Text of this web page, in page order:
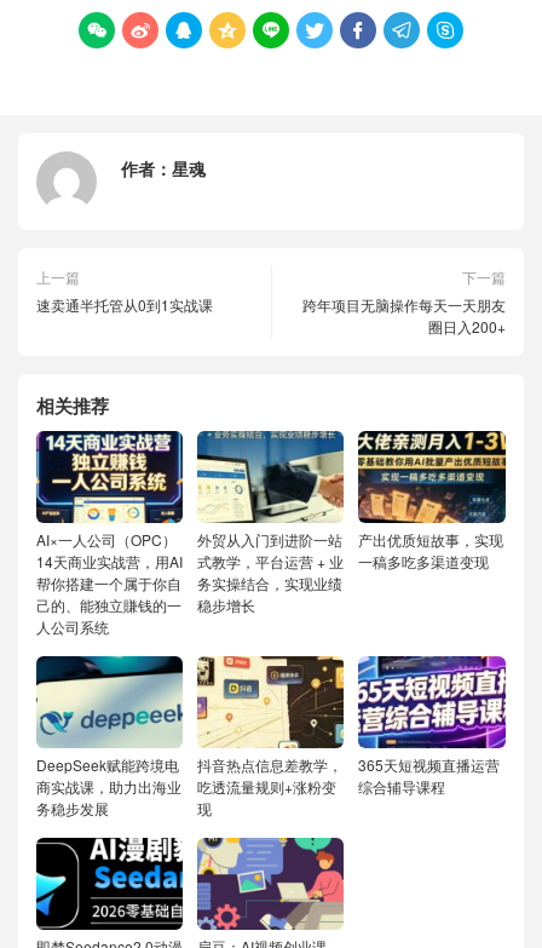
        
作者： 星魂
上一篇
速卖通半托管从0到1实战课
下一篇
跨年项目无脑操作每天一天朋友
圈日入200+
相关推荐
AI×一人公司（OPC）
14天商业实战营，用AI
帮你搭建一个属于你自
己的、能独立賺钱的一
人公司系统
外贸从入门到进阶一站
式教学，平台运营 + 业
务实操结合，实现业绩
稳步增长
产出优质短故事，实现
一稿多吃多渠道变现
DeepSeek赋能跨境电
商实战课，助力出海业
务稳步发展
抖音热点信息差教学，
吃透流量规则+涨粉变
现
365天短视频直播运营
综合辅导课程